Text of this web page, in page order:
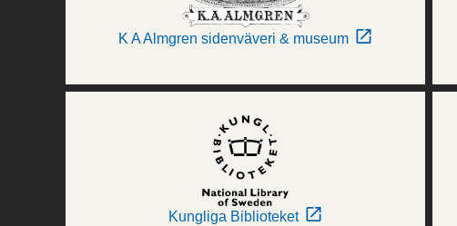
K A Almgren sidenväveri & museum
Kungliga Biblioteket